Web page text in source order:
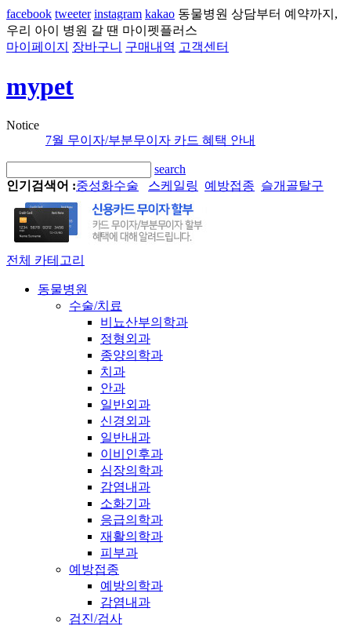
facebook tweeter instagram kakao 동물병원 상담부터 예약까지,
우리 아이 병원 갈 땐 마이펫플러스
마이페이지
장바구니 구매내역 고객센터
mypet
Notice
7월 무이자/부분무이자 카드 혜택 안내
search
인기검색어 :중성화수술 스케일링 예방접종 슬개골탈구
전체 카테고리
동물병원
수술/치료
비뇨산부의학과
정형외과
종양의학과
치과
안과
일반외과
신경외과
일반내과
이비인후과
심장의학과
감염내과
소화기과
응급의학과
재활의학과
피부과
예방접종
예방의학과
감염내과
검진/검사